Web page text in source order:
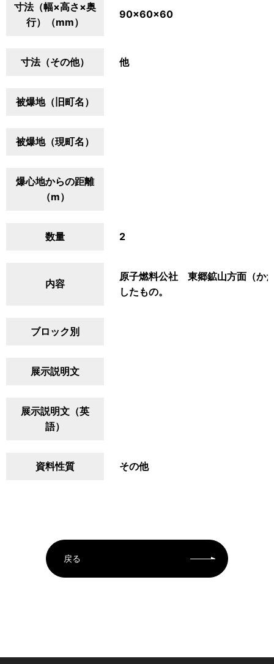
寸法（幅×高さ×奥
行）（mm）
90×60×60
寸法（その他） 他
被爆地（旧町名）
被爆地（現町名）
爆心地からの距離
（m）
数量 2
内容
原子燃料公社 東郷鉱山方面（か
したもの。
ブロック別
展示説明文
展示説明文（英
語）
資料性質 その他
戻る